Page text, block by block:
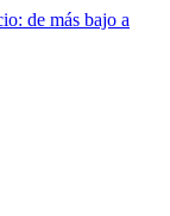
de más bajo a